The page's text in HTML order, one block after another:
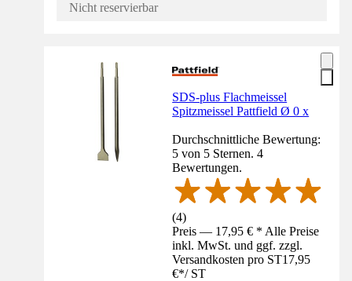
Nicht reservierbar
SDS-plus Flachmeissel
Spitzmeissel Pattfield Ø 0 x
Durchschnittliche Bewertung:
5 von 5 Sternen. 4
Bewertungen.
(4)
Preis — 17,95 € * Alle Preise
inkl. MwSt. und ggf. zzgl.
Versandkosten pro ST17,95
€*/ ST